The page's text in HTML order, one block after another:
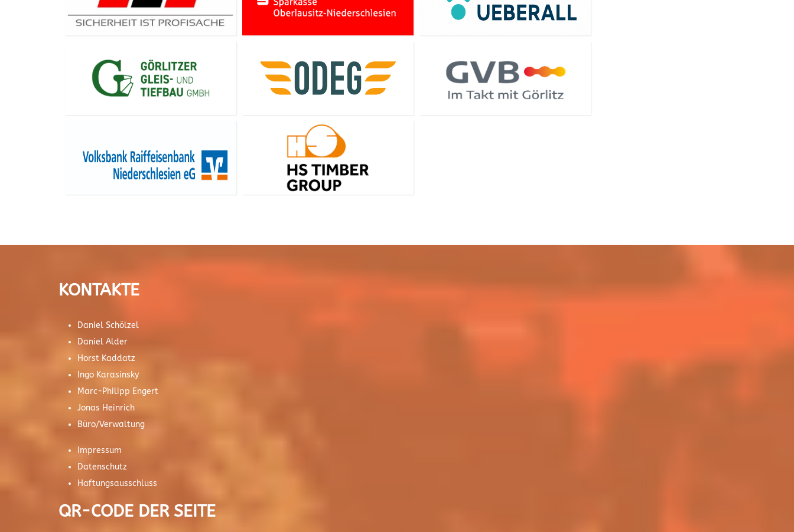
KONTAKTE
Daniel Schölzel
Daniel Alder
Horst Kaddatz
Ingo Karasinsky
Marc-Philipp Engert
Jonas Heinrich
Büro/Verwaltung
Impressum
Datenschutz
Haftungsausschluss
QR-CODE DER SEITE